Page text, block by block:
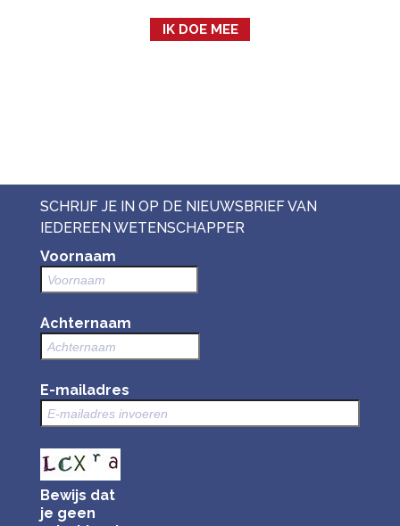
IK DOE MEE
SCHRIJF JE IN OP DE NIEUWSBRIEF VAN
IEDEREEN WETENSCHAPPER
Voornaam
Achternaam
E-mailadres
Bewijs dat
je geen